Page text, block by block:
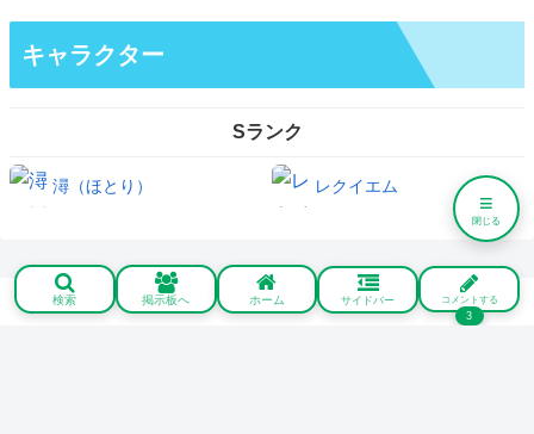
キャラクター
Sランク
潯（ほとり） レクイエム
検索 掲示板へ ホーム サイドバー コメントする
3
≡
閉じる